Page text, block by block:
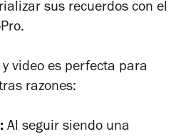
sus recuerdos con el
video es perfecta para
razones:
Al seguir siendo una